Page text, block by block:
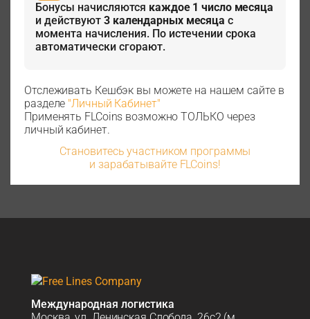
Бонусы начисляются каждое 1 число месяца
и действуют 3 календарных месяца с
момента начисления. По истечении срока
автоматически сгорают.
Отслеживать Кешбэк вы можете на нашем сайте в
разделе "Личный Кабинет"
Применять FLCoins возможно ТОЛЬКО через
личный кабинет.
Становитесь участником программы
и зарабатывайте FLCoins!
Международная логистика